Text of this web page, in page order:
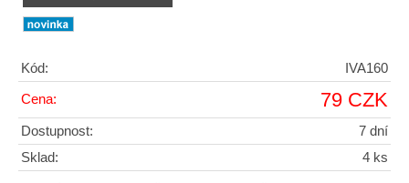
Kód: IVA160
Cena: 79 CZK
Dostupnost:
7 dní
Sklad:
4 ks